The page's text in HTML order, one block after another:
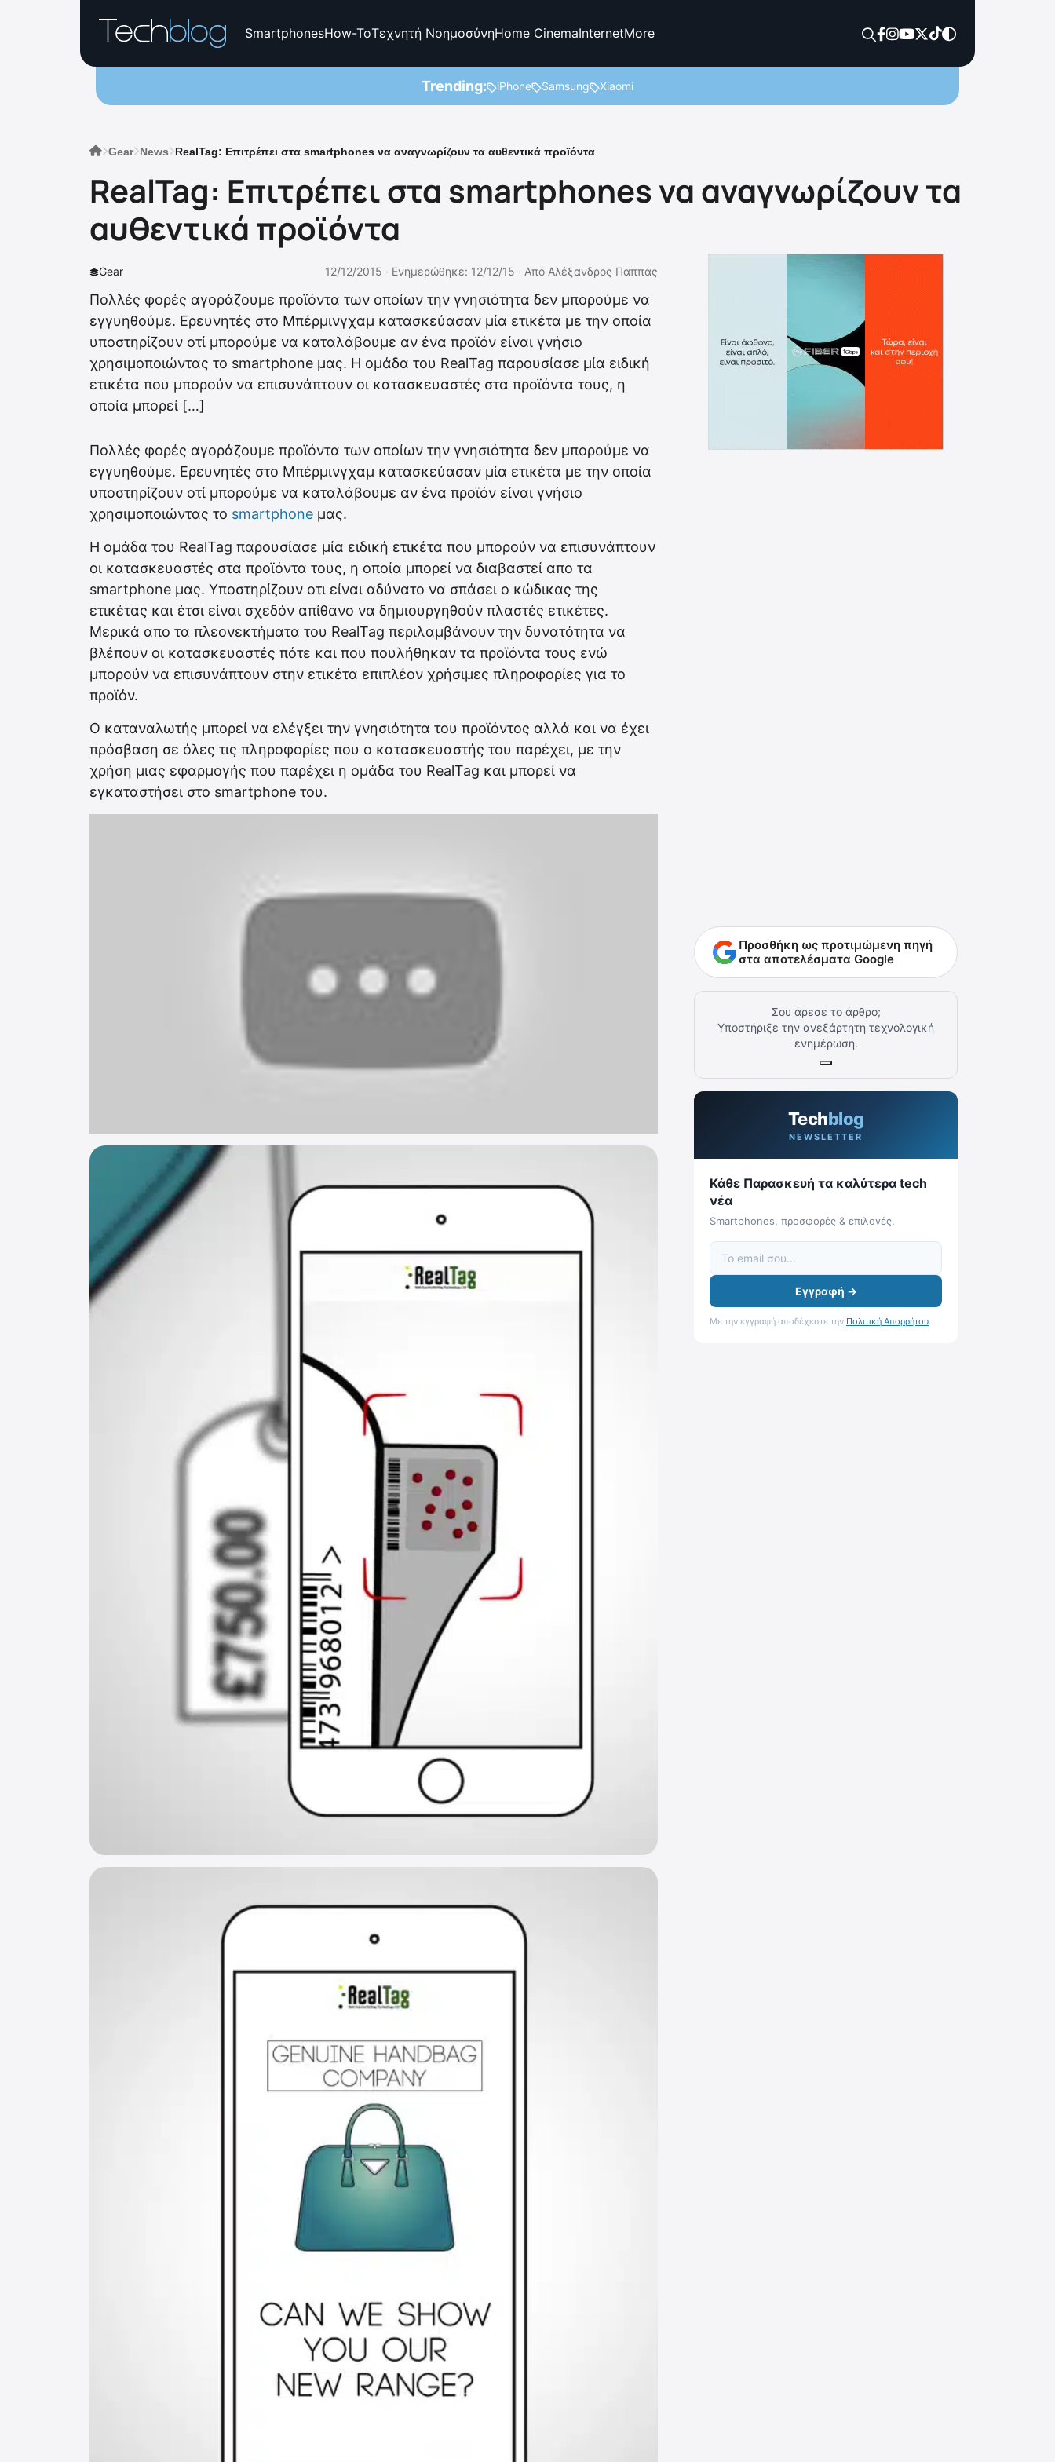
SmartphonesHow-ToΤεχνητή ΝοημοσύνηHome CinemaInternetMore
Trending: iPhone Samsung Xiaomi
Gear News RealTag: Επιτρέπει στα smartphones να αναγνωρίζουν τα αυθεντικά προϊόντα
RealTag: Επιτρέπει στα smartphones να αναγνωρίζουν τα
αυθεντικά προϊόντα
Gear 12/12/2015 · Ενημερώθηκε: 12/12/15 · Από Αλέξανδρος Παππάς
Πολλές φορές αγοράζουμε προϊόντα των οποίων την γνησιότητα δεν μπορούμε να
εγγυηθούμε. Ερευνητές στο Μπέρμινγχαμ κατασκεύασαν μία ετικέτα με την οποία
υποστηρίζουν οτί μπορούμε να καταλάβουμε αν ένα προϊόν είναι γνήσιο
χρησιμοποιώντας το smartphone μας. Η ομάδα του RealTag παρουσίασε μία ειδική
ετικέτα που μπορούν να επισυνάπτουν οι κατασκευαστές στα προϊόντα τους, η
οποία μπορεί […]
Πολλές φορές αγοράζουμε προϊόντα των οποίων την γνησιότητα δεν μπορούμε να
εγγυηθούμε. Ερευνητές στο Μπέρμινγχαμ κατασκεύασαν μία ετικέτα με την οποία
υποστηρίζουν οτί μπορούμε να καταλάβουμε αν ένα προϊόν είναι γνήσιο
χρησιμοποιώντας το smartphone μας.
Η ομάδα του RealTag παρουσίασε μία ειδική ετικέτα που μπορούν να επισυνάπτουν
οι κατασκευαστές στα προϊόντα τους, η οποία μπορεί να διαβαστεί απο τα
smartphone μας. Υποστηρίζουν οτι είναι αδύνατο να σπάσει ο κώδικας της
ετικέτας και έτσι είναι σχεδόν απίθανο να δημιουργηθούν πλαστές ετικέτες.
Μερικά απο τα πλεονεκτήματα του RealTag περιλαμβάνουν την δυνατότητα να
βλέπουν οι κατασκευαστές πότε και που πουλήθηκαν τα προϊόντα τους ενώ
μπορούν να επισυνάπτουν στην ετικέτα επιπλέον χρήσιμες πληροφορίες για το
προϊόν.
Ο καταναλωτής μπορεί να ελέγξει την γνησιότητα του προϊόντος αλλά και να έχει
πρόσβαση σε όλες τις πληροφορίες που ο κατασκευαστής του παρέχει, με την
χρήση μιας εφαρμογής που παρέχει η ομάδα του RealTag και μπορεί να
εγκαταστήσει στο smartphone του.
Προσθήκη ως προτιμώμενη πηγή
στα αποτελέσματα Google
Σου άρεσε το άρθρο;
Υποστήριξε την ανεξάρτητη τεχνολογική
ενημέρωση.
Techblog
NEWSLETTER
Κάθε Παρασκευή τα καλύτερα tech
νέα
Smartphones, προσφορές & επιλογές.
Εγγραφή →
Με την εγγραφή αποδέχεστε την Πολιτική Απορρήτου.